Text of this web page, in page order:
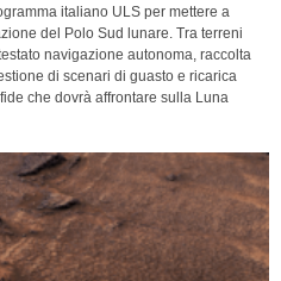
italiano ULS per mettere a
del Polo Sud lunare. Tra terreni
navigazione autonoma, raccolta
di scenari di guasto e ricarica
che dovrà affrontare sulla Luna